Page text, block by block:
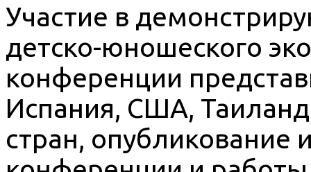
Участие в
детско-юношеского
конференции
Испания, США,
стран,